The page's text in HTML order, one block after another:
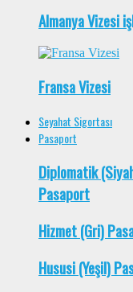
Almanya Vizesi
Fransa Vizesi
Seyahat Sigortası
Pasaport
Diplomatik
Pasaport
Hizmet (Gri)
Hususi (Yeşil)